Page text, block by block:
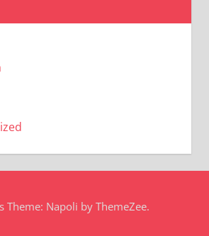
Theme: Napoli by ThemeZee.